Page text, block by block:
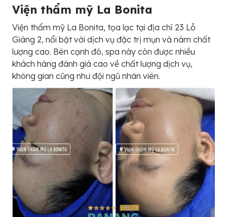
Viện thẩm mỹ La Bonita
Viện thẩm mỹ La Bonita, tọa lạc tại địa chỉ 23 Lỗ
Giáng 2, nổi bật với dịch vụ đặc trị mụn và nám chất
lượng cao. Bên cạnh đó, spa này còn được nhiều
khách hàng đánh giá cao về chất lượng dịch vụ,
không gian cũng như đội ngũ nhân viên.